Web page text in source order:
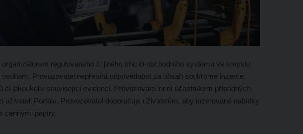
regulovaného či jiného trhu či obchodního systému ve smyslu
Provozovatel nepřebírá odpovědnost za obsah soukromé inzerce.
jakoukoliv související evidenci. Provozovatel není účastníkem případných
Portálu. Provozovatel doporučuje uživatelům, aby inzerované nabídky
cennými papíry.